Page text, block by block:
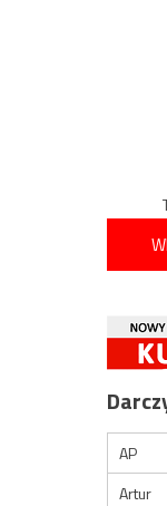
AP
Artur